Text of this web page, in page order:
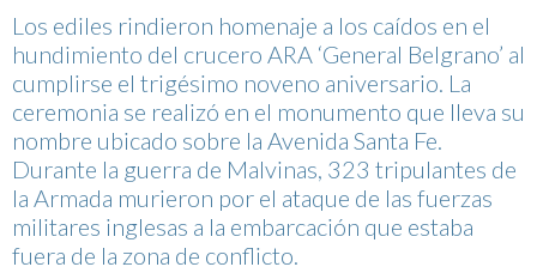
Los ediles rindieron homenaje a los caídos en el
hundimiento del crucero ARA ‘General Belgrano’ al
cumplirse el trigésimo noveno aniversario. La
ceremonia se realizó en el monumento que lleva su
nombre ubicado sobre la Avenida Santa Fe.
Durante la guerra de Malvinas, 323 tripulantes de
la Armada murieron por el ataque de las fuerzas
militares inglesas a la embarcación que estaba
fuera de la zona de conflicto.